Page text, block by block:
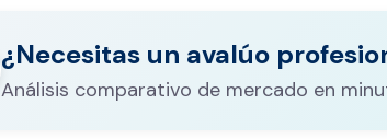
Los gastos notariales incluyen escrituración,
legales que varían según el valor del
inmueble.
¿Necesitas un avalúo
Análisis comparativo de mercado en